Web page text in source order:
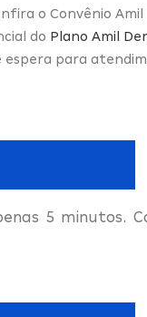
o Convênio Amil
do Plano Amil
para
5 minutos.